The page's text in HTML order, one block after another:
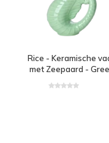
Rice - Keramische
met Zeepaard -